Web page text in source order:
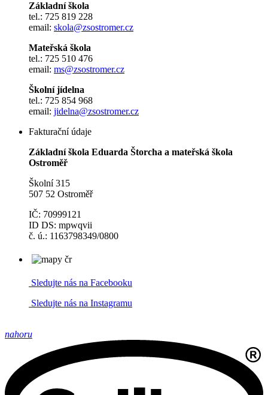
Základní škola
tel.: 725 819 228
email: skola@zsostromer.cz
Mateřská škola
tel.: 725 510 476
email: ms@zsostromer.cz
Školní jídelna
tel.: 725 854 968
email: jidelna@zsostromer.cz
Fakturační údaje
Základní škola Eduarda Štorcha a mateřská škola
Ostroměř
Školní 315
507 52 Ostroměř
IČ: 70999121
ID DS: mpwqvii
č. ú.: 1163798349/0800
Sledujte nás na Facebooku
Sledujte nás na Instagramu
nahoru